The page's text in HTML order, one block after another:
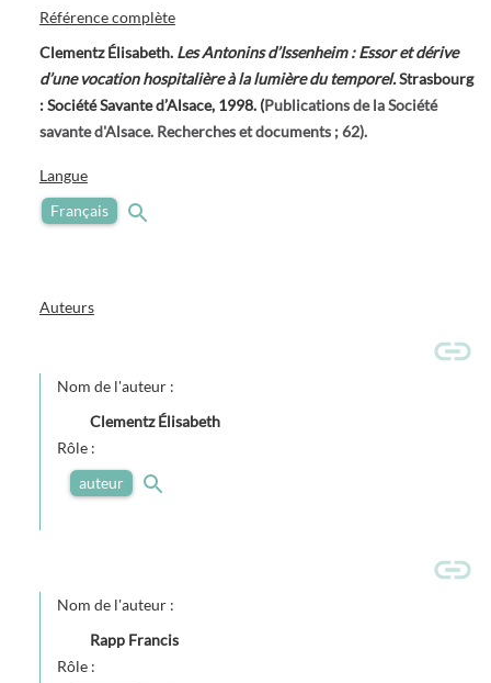
Référence complète
Clementz Élisabeth. Les Antonins d’Issenheim : Essor et dérive
d’une vocation hospitalière à la lumière du temporel.Strasbourg
: Société Savante d’Alsace, 1998. (Publications de la Société
savante d'Alsace. Recherches et documents ; 62).
Langue
Français
Auteurs
Nom de l'auteur :
Clementz Élisabeth
Rôle :
auteur
Nom de l'auteur :
Rapp Francis
Rôle :